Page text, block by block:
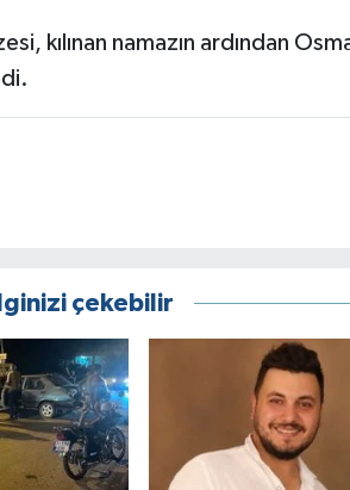
kılınan namazın ardından
çekebilir